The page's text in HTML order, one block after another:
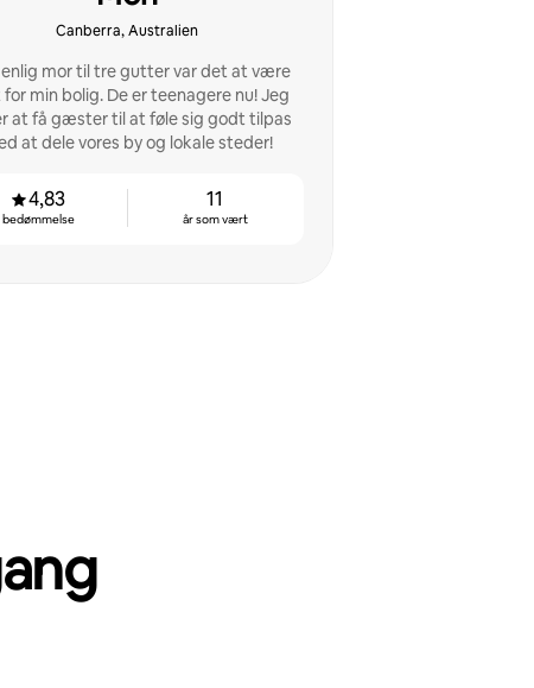
Canberra, Australien
enlig mor til tre gutter var det at være
min bolig. De er teenagere nu! Jeg
at få gæster til at føle sig godt tilpas
at dele vores by og lokale steder!
4,83
bedømmelse
11
år som vært